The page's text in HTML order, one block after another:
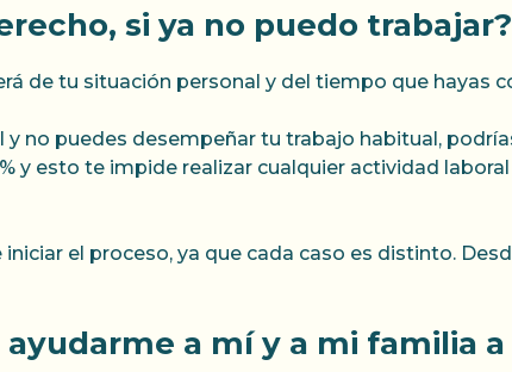
si ya no puedo trabajar?
de tu situación personal y del tiempo que hayas
y no puedes desempeñar tu trabajo habitual,
y esto te impide realizar cualquier actividad
el proceso, ya que cada caso es distinto.
a mí y a mi familia